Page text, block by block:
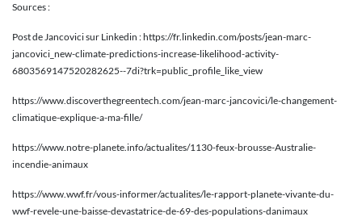
Sources :
Post de Jancovici sur Linkedin : https://fr.linkedin.com/posts/jean-marc-
jancovici_new-climate-predictions-increase-likelihood-activity-
6803569147520282625--7di?trk=public_profile_like_view
https://www.discoverthegreentech.com/jean-marc-jancovici/le-changement-
climatique-explique-a-ma-fille/
https://www.notre-planete.info/actualites/1130-feux-brousse-Australie-
incendie-animaux
https://www.wwf.fr/vous-informer/actualites/le-rapport-planete-vivante-du-
wwf-revele-une-baisse-devastatrice-de-69-des-populations-danimaux